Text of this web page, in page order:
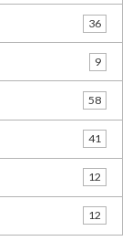
36
9
58
41
12
12